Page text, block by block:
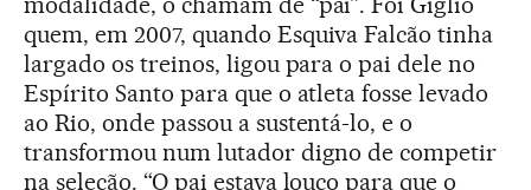
quem, em 2007, quando Esquiva Falcão tinha
largado os treinos, ligou para o pai dele no
Espírito Santo para que o atleta fosse levado
ao Rio, onde passou a sustentá-lo, e o
transformou num lutador digno de competir
na seleção. “O pai estava louco para que o